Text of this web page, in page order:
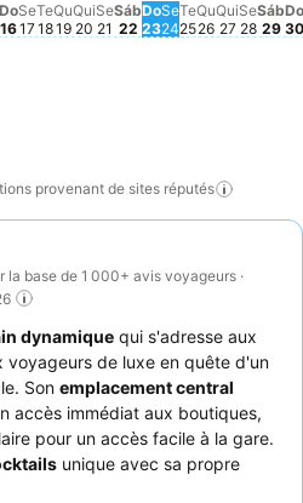
Do
16
Se
17
Te
18
Qu
19
Qui
20
Se
21
Sáb
22
Do
23
Se
24
Te
25
Qu
26
Qui
27
Se
28
Sáb
29
Do
30
provenant de sites réputés
la base de 1 000+ avis voyageurs ·
dynamique qui s'adresse aux
voyageurs de luxe en quête d'un
Son emplacement central
accès immédiat aux boutiques,
pour un accès facile à la gare.
unique avec sa propre